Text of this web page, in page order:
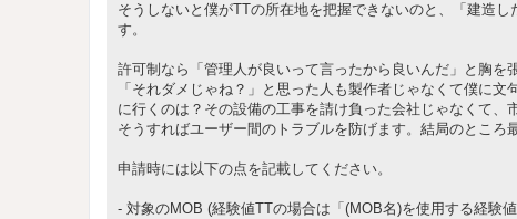
そうしないと僕がTTの所在地を把握できないのと、「建造
す。
許可制なら「管理人が良いって言ったから良いんだ」と胸を
「それダメじゃね？」と思った人も製作者じゃなくて僕に
に行くのは？その設備の工事を請け負った会社じゃなくて、
そうすればユーザー間のトラブルを防げます。結局のところ
申請時には以下の点を記載してください。
- 対象のMOB (経験値TTの場合は「(MOB名)を使用する経験